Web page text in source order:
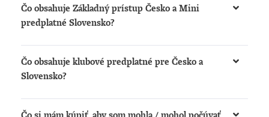
Čo obsahuje Základný prístup Česko a Mini
predplatné Slovensko?
Získate možnosť:
čítať články nawww.denikn.cza
www.dennikn.sk
Čo obsahuje klubové predplatné pre Česko a
Slovensko?
Získate: